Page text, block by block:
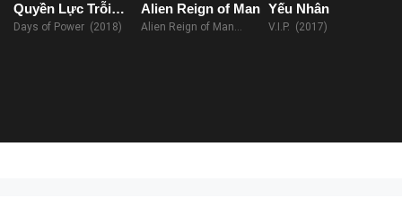
Quyền Lực Trỗi
Dậy
Days of Power (2018)
Alien Reign of Man
Alien Reign of Man
Yếu Nhân
V.I.P. (2017)